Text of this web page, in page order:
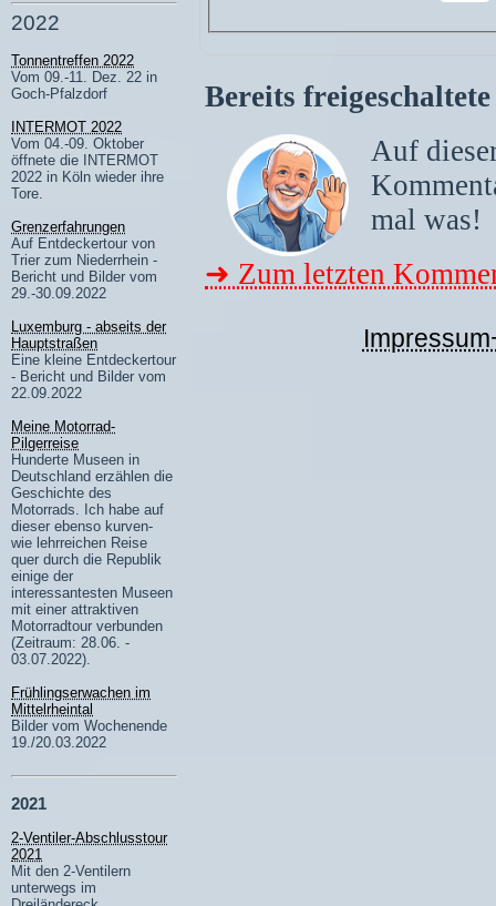
2022
Tonnentreffen 2022
Vom 09.-11. Dez. 22 in
Goch-Pfalzdorf
INTERMOT 2022
Vom 04.-09. Oktober
öffnete die INTERMOT
2022 in Köln wieder ihre
Tore.
Grenzerfahrungen
Auf Entdeckertour von
Trier zum Niederrhein -
Bericht und Bilder vom
29.-30.09.2022
Luxemburg - abseits der
Hauptstraßen
Eine kleine Entdeckertour
- Bericht und Bilder vom
22.09.2022
Meine Motorrad-
Pilgerreise
Hunderte Museen in
Deutschland erzählen die
Geschichte des
Motorrads. Ich habe auf
dieser ebenso kurven-
wie lehrreichen Reise
quer durch die Republik
einige der
interessantesten Museen
mit einer attraktiven
Motorradtour verbunden
(Zeitraum: 28.06. -
03.07.2022).
Frühlingserwachen im
Mittelrheintal
Bilder vom Wochenende
19./20.03.2022
2021
2-Ventiler-Abschlusstour
2021
Mit den 2-Ventilern
unterwegs im
Bereits
Auf
mal was!
➜ Zum letzten